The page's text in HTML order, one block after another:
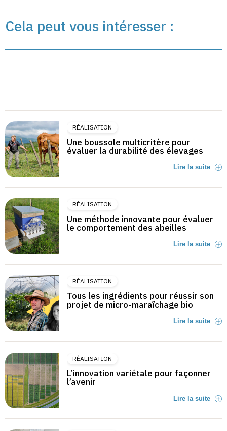
Cela peut vous intéresser :
RÉALISATION
Une boussole multicritère pour
évaluer la durabilité des élevages
Lire la suite
RÉALISATION
Une méthode innovante pour évaluer
le comportement des abeilles
Lire la suite
RÉALISATION
Tous les ingrédients pour réussir son
projet de micro-maraîchage bio
Lire la suite
RÉALISATION
L’innovation variétale pour façonner
l’avenir
Lire la suite